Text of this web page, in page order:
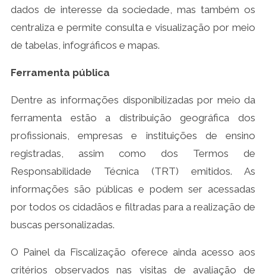
dados de interesse da sociedade, mas também os
centraliza e permite consulta e visualização por meio
de tabelas, infográficos e mapas.
Ferramenta pública
Dentre as informações disponibilizadas por meio da
ferramenta estão a distribuição geográfica dos
profissionais, empresas e instituições de ensino
registradas, assim como dos Termos de
Responsabilidade Técnica (TRT) emitidos. As
informações são públicas e podem ser acessadas
por todos os cidadãos e filtradas para a realização de
buscas personalizadas.
O Painel da Fiscalização oferece ainda acesso aos
critérios observados nas visitas de avaliação de